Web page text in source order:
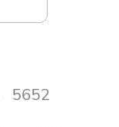
5652